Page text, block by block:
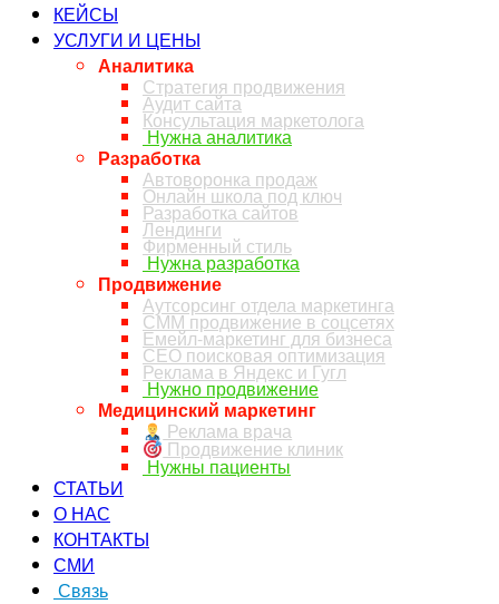
КЕЙСЫ
УСЛУГИ И ЦЕНЫ
Аналитика
Стратегия продвижения
Аудит сайта
Консультация маркетолога
Нужна аналитика
Разработка
Автоворонка продаж
Онлайн школа под ключ
Разработка сайтов
Лендинги
Фирменный стиль
Нужна разработка
Продвижение
Аутсорсинг отдела маркетинга
СММ продвижение в соцсетях
Емейл-маркетинг для бизнеса
СЕО поисковая оптимизация
Реклама в Яндекс и Гугл
Нужно продвижение
Медицинский маркетинг
Реклама врача
Продвижение клиник
Нужны пациенты
СТАТЬИ
О НАС
КОНТАКТЫ
СМИ
Связь